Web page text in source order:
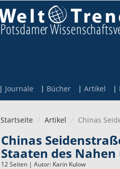
Journale Bücher Artikel
Startseite Artikel Chinas
Chinas
Staaten des
12 Seiten | Autor: Karin Kulow